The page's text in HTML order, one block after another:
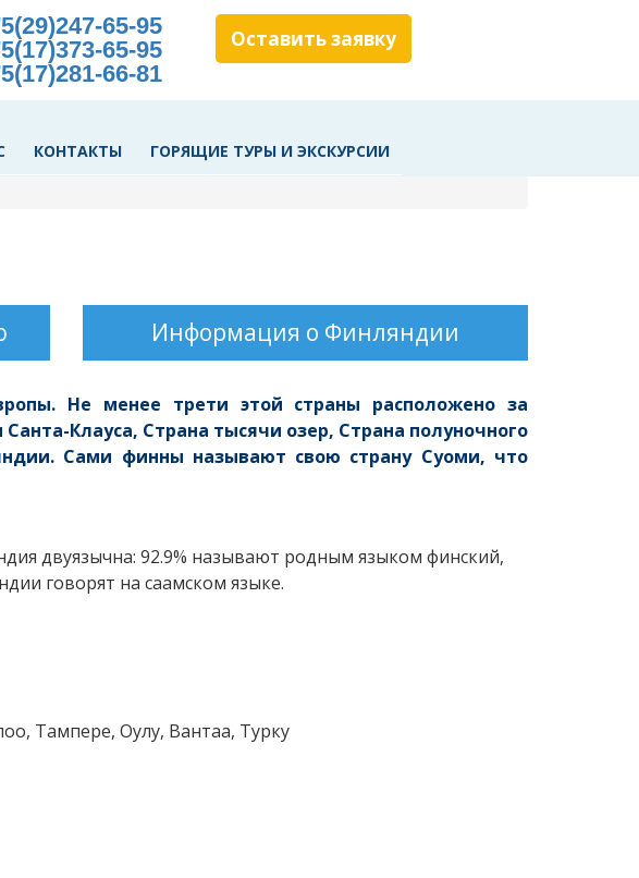
65-95
65-95
66-81
Оставить заявку
КОНТАКТЫ
ГОРЯЩИЕ ТУРЫ И ЭКСКУРСИИ
Информация о Финляндии
Не менее трети этой страны расположено за
Клауса, Страна тысячи озер, Страна полуночного
Сами финны называют свою страну Суоми, что
двуязычна: 92.9% называют родным языком финский,
говорят на саамском языке.
Тампере, Оулу, Вантаа, Турку